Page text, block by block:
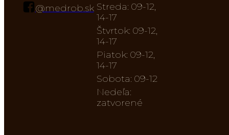
@medrob.sk Streda: 09-12,
14-17
Štvrtok: 09-12,
14-17
Piatok: 09-12,
14-17
Sobota: 09-12
Nedeľa:
zatvorené